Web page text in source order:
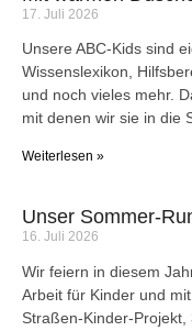
17. Juli 2026
Unsere ABC-Kids sind
Wissenslexikon,
und noch vieles mehr.
mit denen wir sie in die
Weiterlesen »
Unser Sommer-
16. Juli 2026
Wir feiern in diesem
Arbeit für Kinder und
Straßen-Kinder-